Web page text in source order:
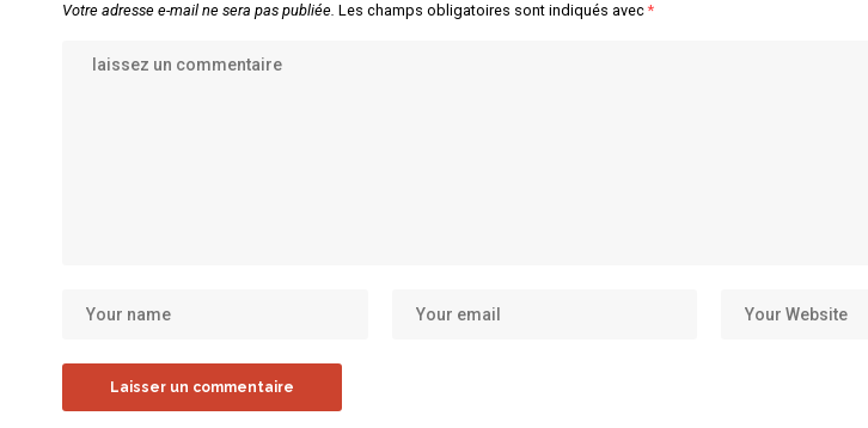
Votre adresse e-mail ne sera pas publiée. Les champs obligatoires sont indiqués avec*